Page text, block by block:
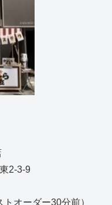
2-3-9
オーダー30分前）